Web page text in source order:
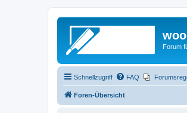
Forum
Schnellzugriff FAQ
Foren-Übersicht